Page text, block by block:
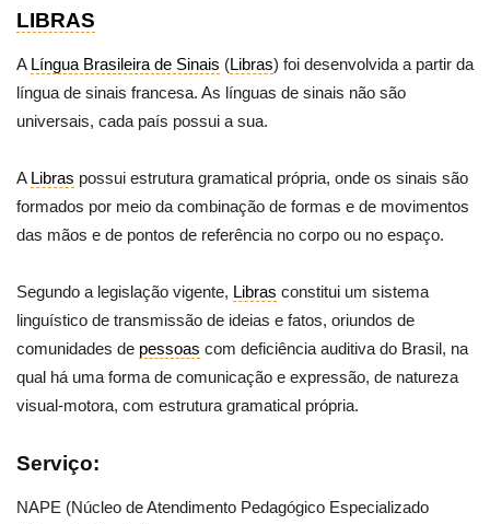
LIBRAS
A Língua Brasileira de Sinais (Libras) foi desenvolvida a partir da
língua de sinais francesa. As línguas de sinais não são
universais, cada país possui a sua.
A Libras possui estrutura gramatical própria, onde os sinais são
formados por meio da combinação de formas e de movimentos
das mãos e de pontos de referência no corpo ou no espaço.
Segundo a legislação vigente, Libras constitui um sistema
linguístico de transmissão de ideias e fatos, oriundos de
comunidades de pessoas com deficiência auditiva do Brasil, na
qual há uma forma de comunicação e expressão, de natureza
visual-motora, com estrutura gramatical própria.
Serviço:
NAPE (Núcleo de Atendimento Pedagógico Especializado